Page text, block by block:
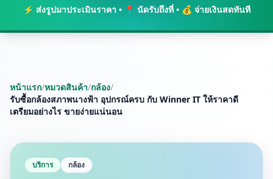
⚡ ส่งรูปมาประเมินราคา • 📍 นัดรับถึงที่ • 💰 จ่ายเงินสดทันที
หน้าแรก/หมวดสินค้า/กล้อง/
รับซื้อกล้องสภาพนางฟ้า อุปกรณ์ครบ กับ Winner IT ให้ราคาดี
เตรียมอย่างไร ขายง่ายแน่นอน
บริการ กล้อง